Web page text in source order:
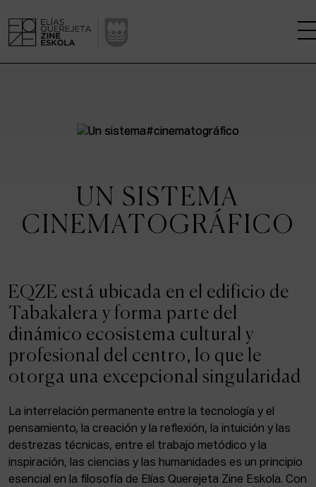
CENTRO DE INVESTIGACIÓN
KINOFABRIKA
LA CASA DEL CINE
ACTUALIDAD
Admisión
Intranet
Facebook Equis Instagram
UN SISTEMA
CINEMATOGRÁFICO
EQZE está ubicada en el edificio de
Tabakalera y forma parte del
dinámico ecosistema cultural y
profesional del centro, lo que le
otorga una excepcional singularidad
La interrelación permanente entre la tecnología y el
pensamiento, la creación y la reflexión, la intuición y las
destrezas técnicas, entre el trabajo metódico y la
inspiración, las ciencias y las humanidades es un principio
esencial en la filosofía de Elías Querejeta Zine Eskola. Con